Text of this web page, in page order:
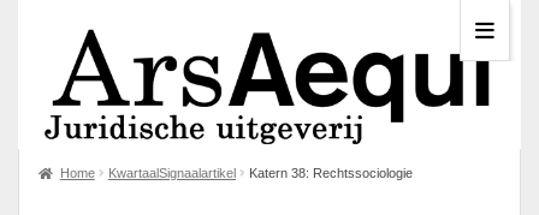
Home KwartaalSignaalartikel Katern 38: Rechtssociologie